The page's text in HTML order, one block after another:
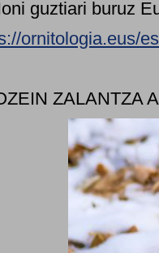
guztiari buruz
ornitologia.eus/
ZALANTZA